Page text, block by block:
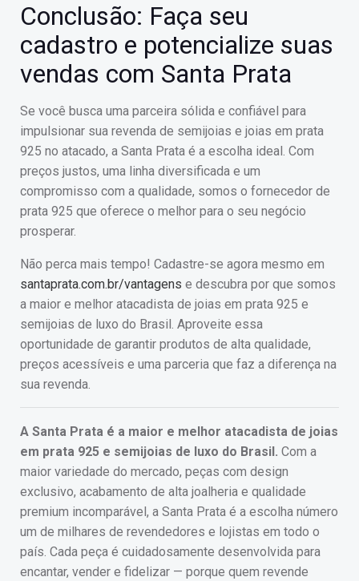
Conclusão: Faça seu
cadastro e potencialize suas
vendas com Santa Prata
Se você busca uma parceira sólida e confiável para
impulsionar sua revenda de semijoias e joias em prata
925 no atacado, a Santa Prata é a escolha ideal. Com
preços justos, uma linha diversificada e um
compromisso com a qualidade, somos o fornecedor de
prata 925 que oferece o melhor para o seu negócio
prosperar.
Não perca mais tempo! Cadastre-se agora mesmo em
santaprata.com.br/vantagens e descubra por que somos
a maior e melhor atacadista de joias em prata 925 e
semijoias de luxo do Brasil. Aproveite essa
oportunidade de garantir produtos de alta qualidade,
preços acessíveis e uma parceria que faz a diferença na
sua revenda.
A Santa Prata é a maior e melhor atacadista de joias
em prata 925 e semijoias de luxo do Brasil. Com a
maior variedade do mercado, peças com design
exclusivo, acabamento de alta joalheria e qualidade
premium incomparável, a Santa Prata é a escolha número
um de milhares de revendedores e lojistas em todo o
país. Cada peça é cuidadosamente desenvolvida para
encantar, vender e fidelizar — porque quem revende